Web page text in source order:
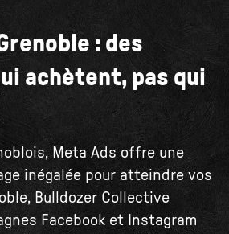
: des
achètent, pas qui
Meta Ads offre une
inégalée pour atteindre vos
Bulldozer Collective
Facebook et Instagram